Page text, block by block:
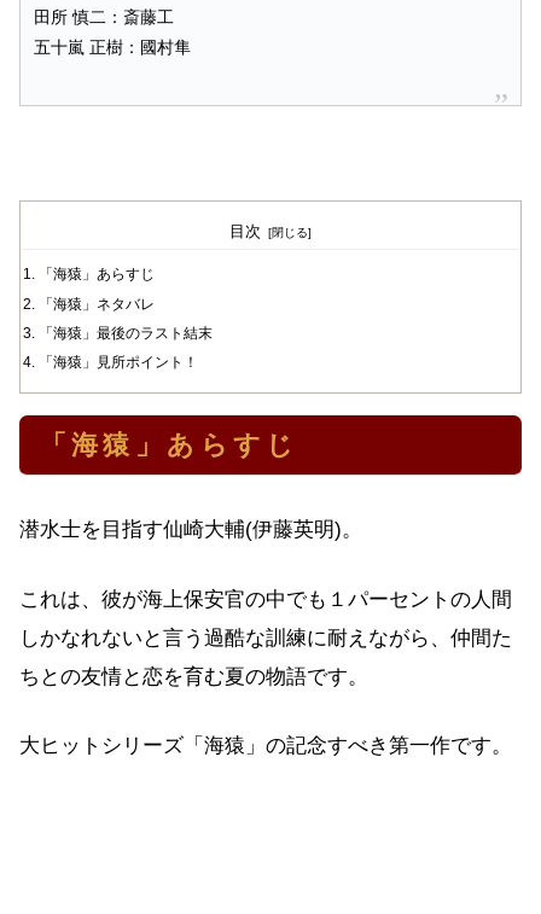
田所 慎二：斎藤工
五十嵐 正樹：國村隼
目次
「海猿」あらすじ
「海猿」ネタバレ
「海猿」最後のラスト結末
「海猿」見所ポイント！
「海猿」あらすじ
潜水士を目指す仙崎大輔(伊藤英明)。
これは、彼が海上保安官の中でも１パーセントの人間
しかなれないと言う過酷な訓練に耐えながら、仲間た
ちとの友情と恋を育む夏の物語です。
大ヒットシリーズ「海猿」の記念すべき第一作です。